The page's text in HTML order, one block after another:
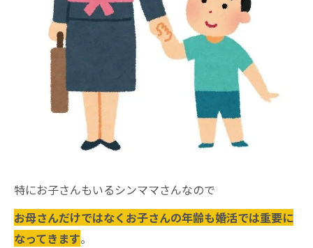
特にお子さんもいるシンママさんなので
お母さんだけではなくお子さんの年齢も婚活では重要に
なってきます。